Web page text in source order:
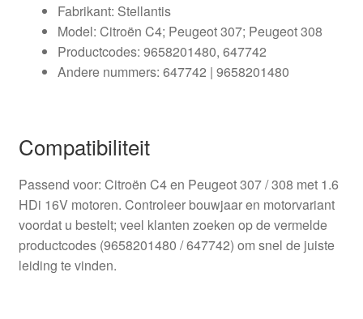
Fabrikant: Stellantis
Model: Citroën C4; Peugeot 307; Peugeot 308
Productcodes: 9658201480, 647742
Andere nummers: 647742 | 9658201480
Compatibiliteit
Passend voor: Citroën C4 en Peugeot 307 / 308 met 1.6
HDi 16V motoren. Controleer bouwjaar en motorvariant
voordat u bestelt; veel klanten zoeken op de vermelde
productcodes (9658201480 / 647742) om snel de juiste
leiding te vinden.